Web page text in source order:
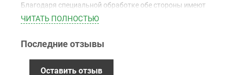
Безналичный расчет (с НДС)
Гарантия
Благодаря специальной обработке обе стороны имеют
гладкую, безворсовую поверхность без дырок, что
обеспечивает высокое качество ремонта.
ЧИТАТЬ ПОЛНОСТЬЮ
Последние отзывы
Оставить отзыв